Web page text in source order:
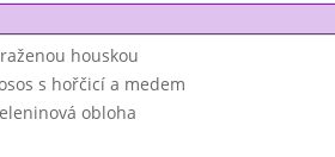
houskou
s hořčicí a medem
obloha